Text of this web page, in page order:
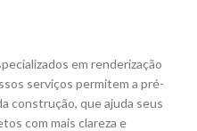
em renderização
serviços permitem a pré-
construção, que ajuda seus
com mais clareza e